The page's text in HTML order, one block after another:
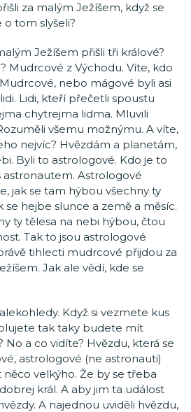
za malým Ježíšem, když se
o tom slyšeli?
Ježíšem přišli tři králové?
Mudrcové z Východu. Víte, kdo
nebo mágové byli asi
Lidi, kteří přečetli spoustu
chytrejma lidma. Mluvili
všemu možnýmu. A víte,
nejvíc? Hvězdám a planetám,
Byli to astrologové. Kdo je to
astronautem. Astrologové
jak se tam hýbou všechny ty
se hejbe slunce a země a měsíc.
ty tělesa na nebi hýbou, čtou
Tak to jsou astrologové
tihlecti mudrcové přijdou za
Jak ale vědí, kde se
Když si vezmete kus
tak taky budete mít
a co vidíte? Hvězdu, která se
astrologové (ne astronauti)
něco velkýho. Že by se třeba
král. A aby jim ta událost
A najednou uviděli hvězdu,